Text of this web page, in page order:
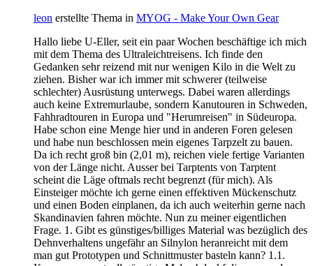
leon erstellte Thema in MYOG - Make Your Own Gear
Hallo liebe U-Eller, seit ein paar Wochen beschäftige ich mich
mit dem Thema des Ultraleichtreisens. Ich finde den
Gedanken sehr reizend mit nur wenigen Kilo in die Welt zu
ziehen. Bisher war ich immer mit schwerer (teilweise
schlechter) Ausrüstung unterwegs. Dabei waren allerdings
auch keine Extremurlaube, sondern Kanutouren in Schweden,
Fahhradtouren in Europa und "Herumreisen" in Südeuropa.
Habe schon eine Menge hier und in anderen Foren gelesen
und habe nun beschlossen mein eigenes Tarpzelt zu bauen.
Da ich recht groß bin (2,01 m), reichen viele fertige Varianten
von der Länge nicht. Ausser bei Tarptents von Tarptent
scheint die Läge oftmals recht begrenzt (für mich). Als
Einsteiger möchte ich gerne einen effektiven Mückenschutz
und einen Boden einplanen, da ich auch weiterhin gerne nach
Skandinavien fahren möchte. Nun zu meiner eigentlichen
Frage. 1. Gibt es günstiges/billiges Material was bezüglich des
Dehnverhaltens ungefähr an Silnylon heranreicht mit dem
man gut Prototypen und Schnittmuster basteln kann? 1.1.